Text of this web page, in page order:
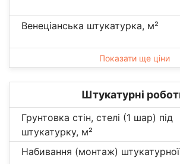
Венеціанська штукатурка, м²
Показати ще ціни
Штукатурні
Грунтовка стін, стелі (1 шар) під
штукатурку, м²
Набивання (монтаж) штукатурної